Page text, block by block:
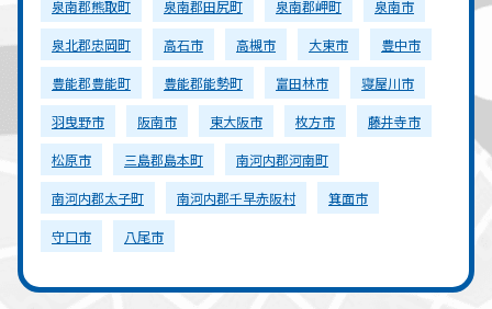
泉南郡熊取町 泉南郡田尻町 泉南郡岬町 泉南市
泉北郡忠岡町 高石市 高槻市 大東市 豊中市
豊能郡豊能町 豊能郡能勢町 富田林市 寝屋川市
羽曳野市 阪南市 東大阪市 枚方市 藤井寺市
松原市 三島郡島本町 南河内郡河南町
南河内郡太子町 南河内郡千早赤阪村 箕面市
守口市 八尾市